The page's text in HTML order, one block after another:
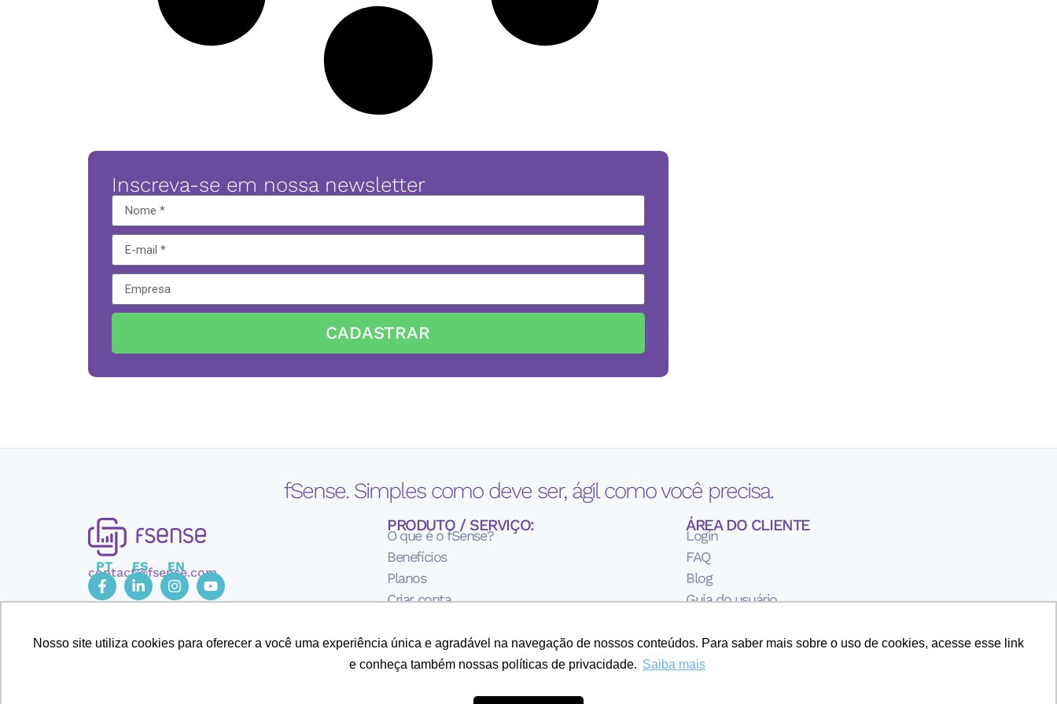
Nosso site utiliza cookies para oferecer a você uma experiência única e agradável na navegação de nossos conteúdos. Para saber mais sobre o uso de cookies, acesse esse link
e conheça também nossas políticas de privacidade. Saiba mais
Inscreva-se em nossa newsletter
CADASTRAR
fSense. Simples como deve ser, ágil como você precisa.
PT ES EN
contact@fsense.com
PRODUTO / SERVIÇO:
O que é o fSense?
Benefícios
Planos
Criar conta
ÁREA DO CLIENTE
Login
FAQ
Blog
Guia do usuário
Política de Privavidade
Sobre a iLink Solutions